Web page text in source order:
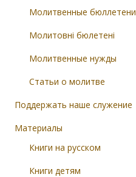
Молитвенные бюллетени
Молитовні бюлетені
Молитвенные нужды
Статьи о молитве
Поддержать наше служение
Материалы
Книги на русском
Книги детям